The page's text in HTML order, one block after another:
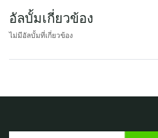
อัลบั้มเกี่ยวข้อง
ไม่มีอัลบั้มที่เกี่ยวข้อง